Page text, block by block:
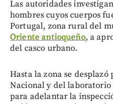
Las autoridades
hombres cuyos cuerpos
Portugal, zona rural del
Oriente antioqueño, a
del casco urbano.
Hasta la zona se
Nacional y del
para adelantar la